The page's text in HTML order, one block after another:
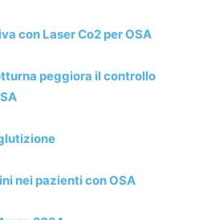
con Laser Co2 per OSA
peggiora il controllo
nei pazienti con OSA